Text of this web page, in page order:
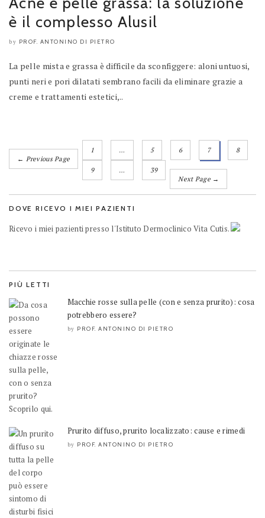
è il complesso Alusil
by PROF. ANTONINO DI PIETRO
La pelle mista e grassa è difficile da sconfiggere: aloni untuosi,
punti neri e pori dilatati sembrano facili da eliminare grazie a
creme e trattamenti estetici,..
← Previous Page
1 … 5 6 7 8
9 …
39
Next Page →
DOVE RICEVO I MIEI PAZIENTI
Ricevo i miei pazienti presso l'Istituto Dermoclinico Vita Cutis.
PIÙ LETTI
Macchie rosse sulla pelle (con e senza prurito): cosa
potrebbero essere?
by PROF. ANTONINO DI PIETRO
Prurito diffuso, prurito localizzato: cause e rimedi
by PROF. ANTONINO DI PIETRO